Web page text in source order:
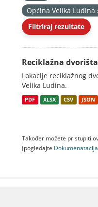
Općina Velika Ludina
Filtriraj rezultate
Reciklažna
Lokacije reciklažnog
Velika Ludina.
PDF XLSX CSV JSON
Također možete pristupiti
(pogledajte